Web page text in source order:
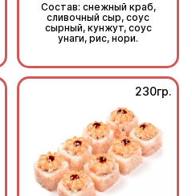
Состав: снежный краб,
сливочный сыр, соус
сырный, кунжут, соус
унаги, рис, нори.
230гр.